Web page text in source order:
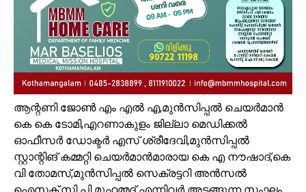
ആന്റണി ജോൺ എം എൽ എ,മുൻസിപ്പൽ ചെയർമാൻ
കെ കെ ടോമി,എറണാകുളം ജില്ലാ മെഡിക്കൽ
ഓഫീസർ ഡോക്ടർ എസ് ശ്രീദേവി,മുൻസിപ്പൽ
സ്റ്റാന്റിങ് കമ്മറ്റി ചെയർമാൻമാരായ കെ എ നൗഷാദ്,കെ
വി തോമസ്,മുൻസിപ്പൽ സെക്രട്ടറി അൻസൽ